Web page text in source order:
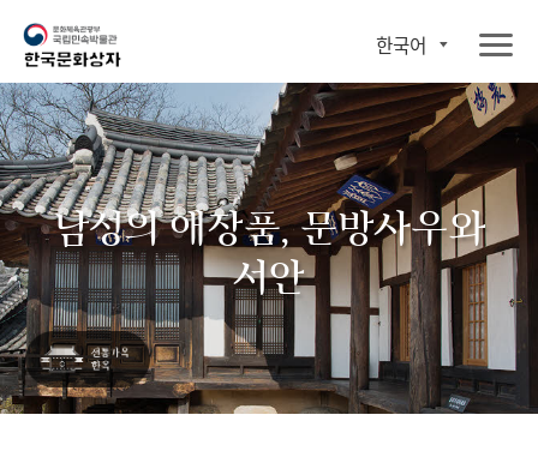
한국어
남성의 애장품, 문방사우와
서안